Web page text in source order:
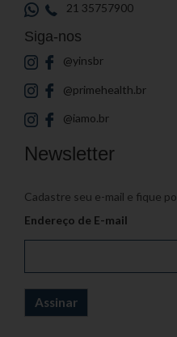
21 35757900
Siga-nos
@yinsbr
@primehealth.br
@iamo.br
Newsletter
Cadastre seu e-mail e fique
Endereço de E-mail